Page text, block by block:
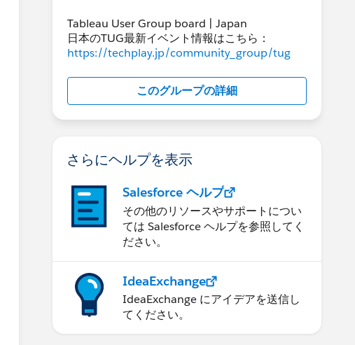
Tableau User Group board | Japan
日本のTUG最新イベント情報はこちら：
https://techplay.jp/community_group/tug
このグループの詳細
さらにヘルプを表示
Salesforce ヘルプ
その他のリソースやサポートについ
ては Salesforce ヘルプを参照してく
ださい。
IdeaExchange
IdeaExchange にアイデアを送信し
てください。